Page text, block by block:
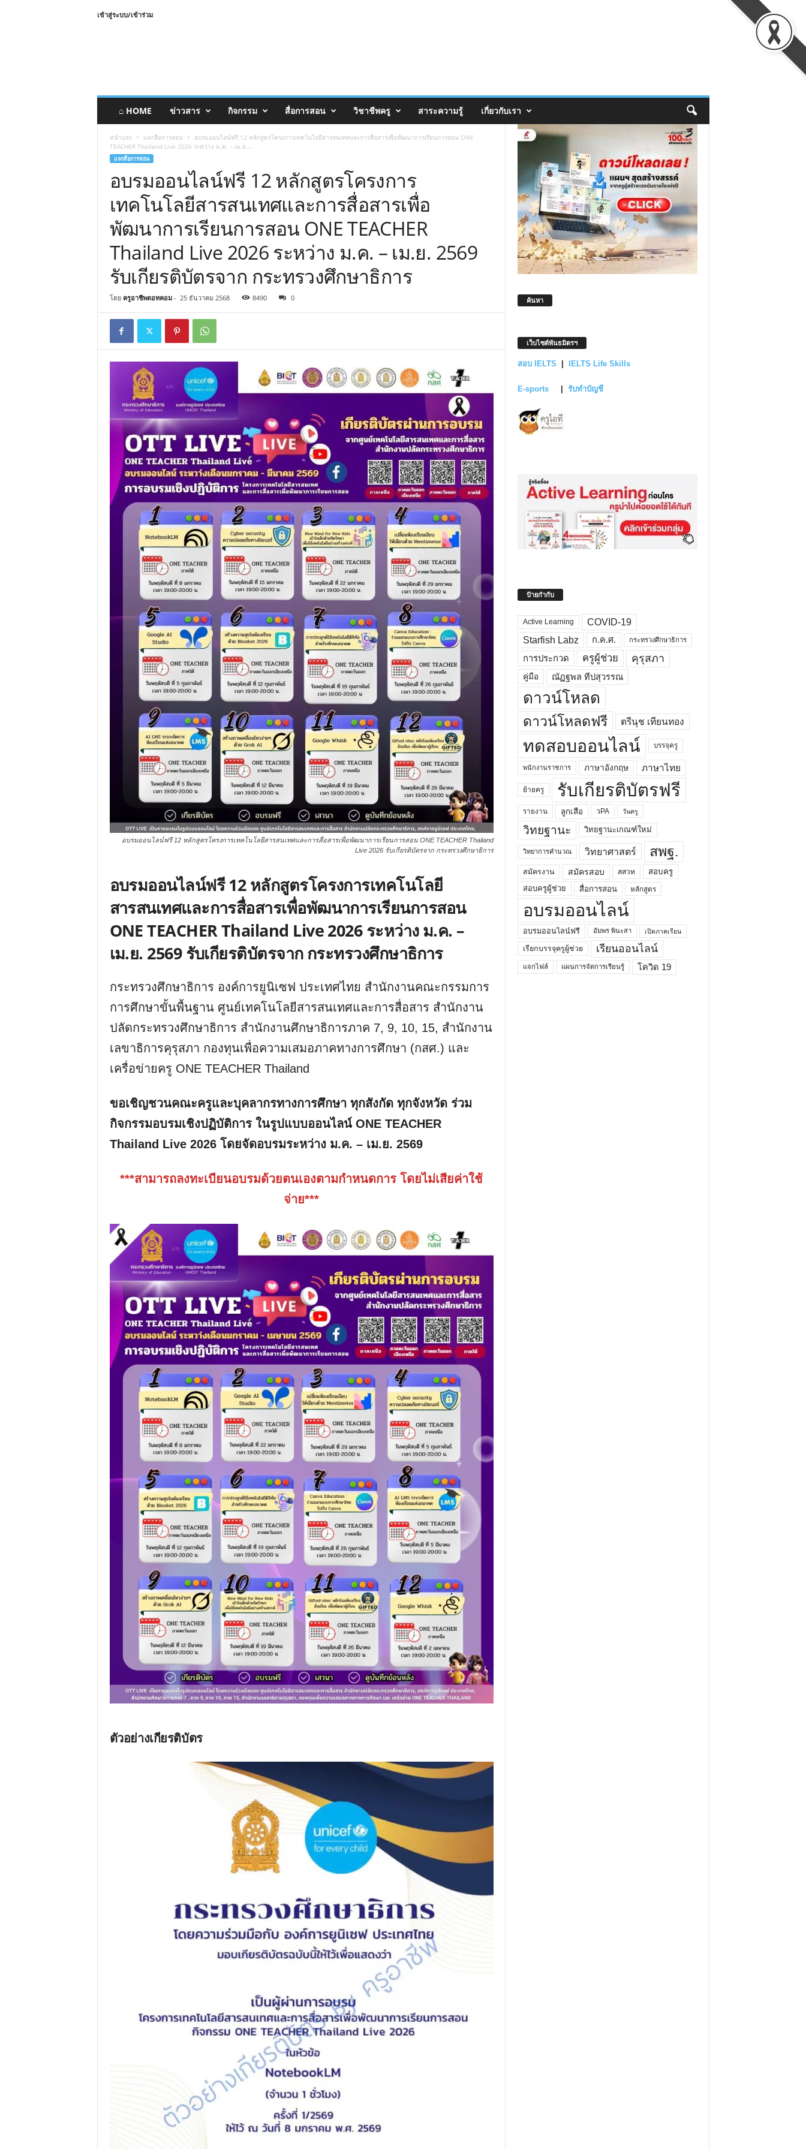
เข้าสู่ระบบ/เข้าร่วม
⌂ HOME ข่าวสาร กิจกรรม สื่อการสอน วิชาชีพครู สาระความรู้ เกี่ยวกับเรา
หน้าแรก แจกสื่อการสอน
อบรมออนไลน์ฟรี 12 หลักสูตรโครงการเทคโนโลยีสารสนเทศและการสื่อสารเพื่อพัฒนาการเรียนการสอน ONE
TEACHER Thailand Live 2026 ระหว่าง ม.ค. – เม.ย....
แจกสื่อการสอน
อบรมออนไลน์ฟรี 12 หลักสูตรโครงการ
เทคโนโลยีสารสนเทศและการสื่อสารเพื่อ
พัฒนาการเรียนการสอน ONE TEACHER
Thailand Live 2026 ระหว่าง ม.ค. – เม.ย. 2569
รับเกียรติบัตรจาก กระทรวงศึกษาธิการ
โดย ครูอาชีพดอทคอม- 25 ธันวาคม 2568 8490 0
อบรมออนไลน์ฟรี 12 หลักสูตรโครงการเทคโนโลยีสารสนเทศและการสื่อสารเพื่อพัฒนาการเรียนการสอน ONE TEACHER Thailand
Live 2026 รับเกียรติบัตรจาก กระทรวงศึกษาธิการ
อบรมออนไลน์ฟรี 12 หลักสูตรโครงการเทคโนโลยี
สารสนเทศและการสื่อสารเพื่อพัฒนาการเรียนการสอน
ONE TEACHER Thailand Live 2026 ระหว่าง ม.ค. –
เม.ย. 2569 รับเกียรติบัตรจาก กระทรวงศึกษาธิการ
กระทรวงศึกษาธิการ องค์การยูนิเซฟ ประเทศไทย สำนักงานคณะกรรมการ
การศึกษาขั้นพื้นฐาน ศูนย์เทคโนโลยีสารสนเทศและการสื่อสาร สำนักงาน
ปลัดกระทรวงศึกษาธิการ สำนักงานศึกษาธิการภาค 7, 9, 10, 15, สำนักงาน
เลขาธิการคุรุสภา กองทุนเพื่อความเสมอภาคทางการศึกษา (กสศ.) และ
เครื่อข่ายครู ONE TEACHER Thailand
ขอเชิญชวนคณะครูและบุคลากรทางการศึกษา ทุกสังกัด ทุกจังหวัด ร่วม
กิจกรรมอบรมเชิงปฏิบัติการ ในรูปแบบออนไลน์ ONE TEACHER
Thailand Live 2026 โดยจัดอบรมระหว่าง ม.ค. – เม.ย. 2569
***สามารถลงทะเบียนอบรมด้วยตนเองตามกำหนดการ โดยไม่เสียค่าใช้
จ่าย***
ตัวอย่างเกียรติบัตร
ค้นหา
เว็บไซต์พันธมิตรฯ
สอบ IELTS IELTS Life Skills
E-sports รับทำบัญชี
ป้ายกำกับ
Active Learning
COVID-19
Starfish Labz
ก.ค.ศ. กระทรวงศึกษาธิการ
การประกวด ครูผู้ช่วย คุรุสภา
คู่มือ ณัฏฐพล ทีปสุวรรณ
ดาวน์โหลด
ดาวน์โหลดฟรี ตรีนุช เทียนทอง
ทดสอบออนไลน์ บรรจุครู
พนักงานราชการ ภาษาอังกฤษ ภาษาไทย
ย้ายครู รับเกียรติบัตรฟรี
รายงาน ลูกเสือ วPA วันครู
วิทยฐานะ วิทยฐานะเกณฑ์ใหม่
วิทยาการคำนวณ วิทยาศาสตร์ สพฐ.
สมัครงาน สมัครสอบ สสวท
สอบครู
สอบครูผู้ช่วย
สื่อการสอน หลักสูตร
อบรมออนไลน์
อบรมออนไลน์ฟรี อัมพร พินะสา เปิดภาคเรียน
เรียกบรรจุครูผู้ช่วย เรียนออนไลน์
แจกไฟล์ แผนการจัดการเรียนรู้ โควิด 19